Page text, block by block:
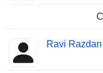
Ravi Razdan